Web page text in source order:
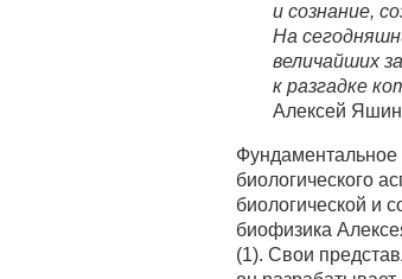
и сознание,
На
величайших
к разгадке
Алексей Яшин
Фундаментальное
биологического
биологической и
биофизика
(1). Свои